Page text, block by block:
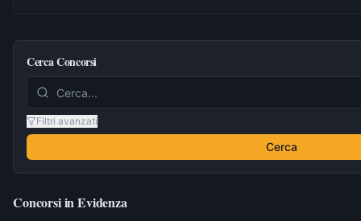
Cerca Concorsi
Filtri avanzati
Cerca
Concorsi in Evidenza